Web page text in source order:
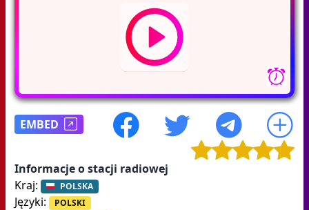
EMBED
Informacje o stacji radiowej
Kraj:
POLSKA
Języki: POLSKI